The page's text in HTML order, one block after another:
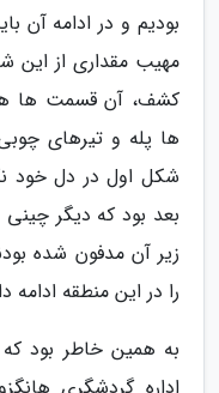
بودیم و در ادامه آن
مهیب مقداری از این
کشف، آن قسمت ها
ها پله و تیرهای
شکل اول در دل خود
بعد بود که دیگر
زیر آن مدفون شده
را در این منطقه ادامه